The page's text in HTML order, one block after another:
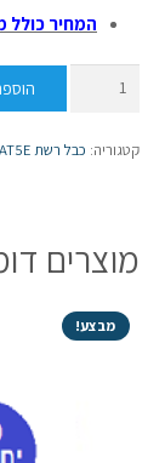
המחיר כולל
כמות
רשת
100
נחושת
HQ
קטגוריה: כבל רשת CAT5E
מוצרים
מבצע!